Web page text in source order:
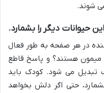
شوند.
حیوانات دیگر را بشمارد.
در هر صفحه به طور فعال
هستند؟ و پاسخ قاطع
تبدیل می شود. کودک باید
حتی اگر دلش بخواهد